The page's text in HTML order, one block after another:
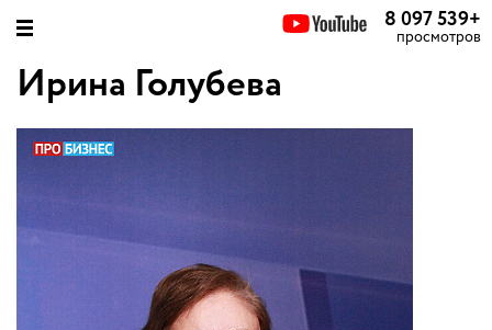
8 097 539+
просмотров
Ирина Голубева